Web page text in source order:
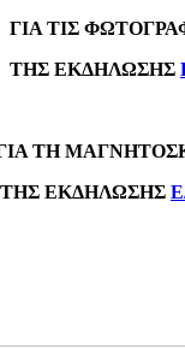
ΤΙΣ
ΕΚΔΗΛΩΣΗΣ
ΤΗ
ΕΚΔΗΛΩΣΗΣ